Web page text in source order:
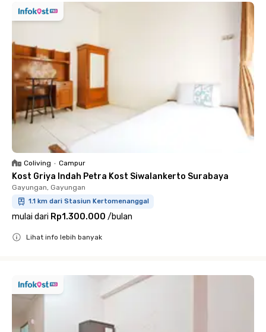
Coliving • Campur
Kost Griya Indah Petra Kost Siwalankerto Surabaya
Gayungan, Gayungan
1.1 km dari Stasiun Kertomenanggal
mulai dari Rp1.300.000 /bulan
Lihat info lebih banyak